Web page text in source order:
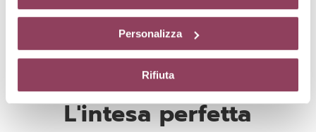
comando “X” continuerai la navigazione del sito in
diversi da quelli tecnici.
Personalizza
Rifiuta
Attivi complementari
AquaComplex
Armonizzando i flussi d’acqua cutanei, AquaComplex idrata e
ristruttura la pelle. Le riserve idriche aumentano
istantaneamente e la perdita d’acqua si riduce. L’equilibrio idrico
L'intesa perfetta